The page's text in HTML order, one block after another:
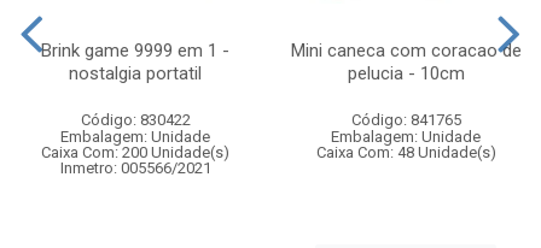
Brink game 9999 em 1 -
nostalgia portatil
Código: 830422
Embalagem: Unidade
Caixa Com: 200 Unidade(s)
Inmetro: 005566/2021
Mini caneca com coracao de
pelucia - 10cm
Código: 841765
Embalagem: Unidade
Caixa Com: 48 Unidade(s)